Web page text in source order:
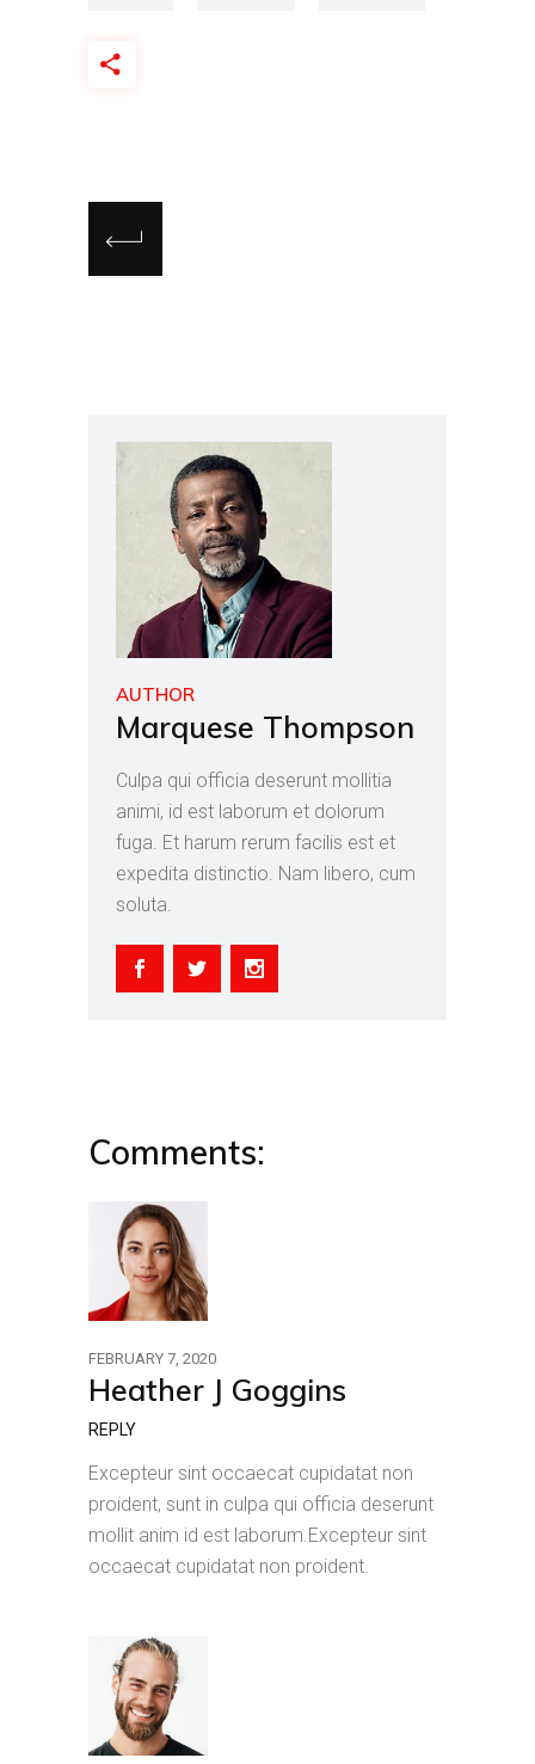
AUTHOR
Marquese Thompson
Culpa qui officia deserunt mollitia
animi, id est laborum et dolorum
fuga. Et harum rerum facilis est et
expedita distinctio. Nam libero, cum
soluta.
Comments:
FEBRUARY 7, 2020
Heather J Goggins
REPLY
Excepteur sint occaecat cupidatat non
proident, sunt in culpa qui officia deserunt
mollit anim id est laborum.Excepteur sint
occaecat cupidatat non proident.